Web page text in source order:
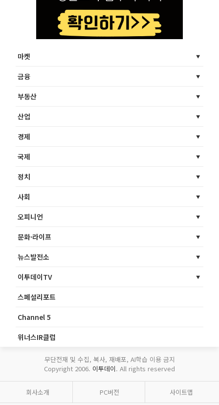
마켓
금융
부동산
산업
경제
국제
정치
사회
오피니언
문화·라이프
뉴스발전소
이투데이TV
스페셜리포트
Channel 5
위너스IR클럽
무단전재 및 수집, 복사, 재배포, AI학습 이용 금지
Copyright 2006. 이투데이. All rights reserved
회사소개 PC버전 사이트맵